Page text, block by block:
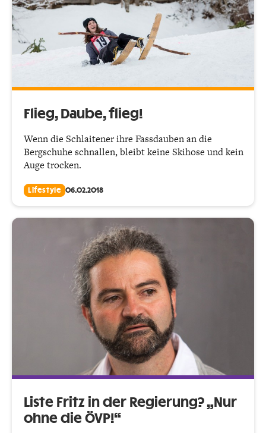
Flieg, Daube, flieg!
Wenn die Schlaitener ihre Fassdauben an die
Bergschuhe schnallen, bleibt keine Skihose und kein
Auge trocken.
Lifestyle 06.02.2018
Liste Fritz in der Regierung? „Nur
ohne die ÖVP!“